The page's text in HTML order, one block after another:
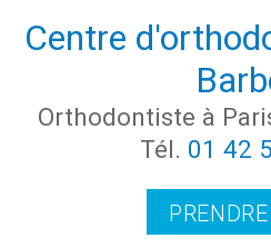
Centre
Orthodontiste à
Tél. 01 42